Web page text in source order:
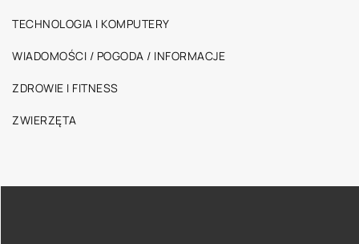
TECHNOLOGIA I KOMPUTERY
WIADOMOŚCI / POGODA / INFORMACJE
ZDROWIE I FITNESS
ZWIERZĘTA